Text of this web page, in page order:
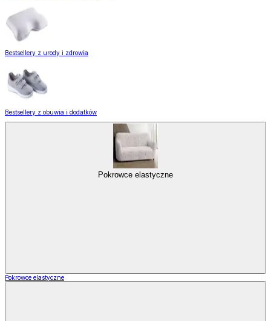
Bestsellery z urody i zdrowia
Bestsellery z obuwia i dodatków
Pokrowce elastyczne
Pokrowce elastyczne